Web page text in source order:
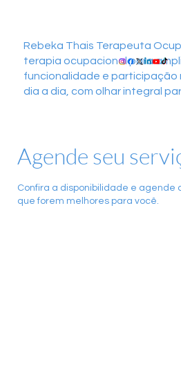
Agende seu
Confira a disponibilidade e agende
que forem melhores para você.
Rebeka Thais Terapeuta
terapia ocupacional para
funcionalidade e participação
dia a dia, com olhar integral